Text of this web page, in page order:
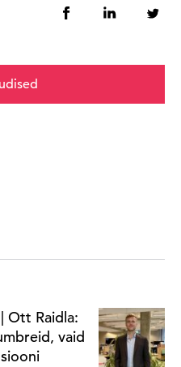
Ott Raidla:
vaid